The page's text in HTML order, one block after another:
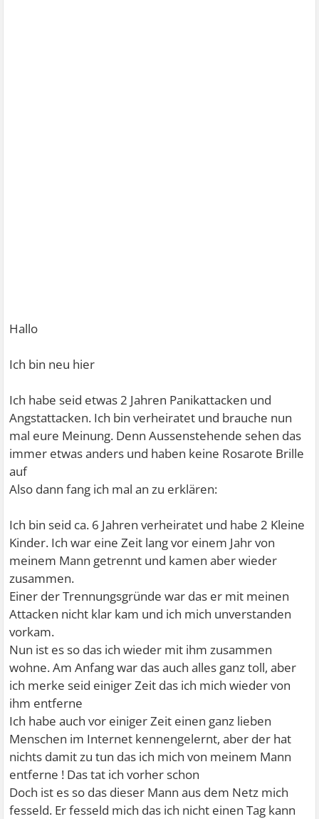
Hallo
Ich bin neu hier
Ich habe seid etwas 2 Jahren Panikattacken und
Angstattacken. Ich bin verheiratet und brauche nun
mal eure Meinung. Denn Aussenstehende sehen das
immer etwas anders und haben keine Rosarote Brille
auf
Also dann fang ich mal an zu erklären:
Ich bin seid ca. 6 Jahren verheiratet und habe 2 Kleine
Kinder. Ich war eine Zeit lang vor einem Jahr von
meinem Mann getrennt und kamen aber wieder
zusammen.
Einer der Trennungsgründe war das er mit meinen
Attacken nicht klar kam und ich mich unverstanden
vorkam.
Nun ist es so das ich wieder mit ihm zusammen
wohne. Am Anfang war das auch alles ganz toll, aber
ich merke seid einiger Zeit das ich mich wieder von
ihm entferne
Ich habe auch vor einiger Zeit einen ganz lieben
Menschen im Internet kennengelernt, aber der hat
nichts damit zu tun das ich mich von meinem Mann
entferne ! Das tat ich vorher schon
Doch ist es so das dieser Mann aus dem Netz mich
fesseld. Er fesseld mich das ich nicht einen Tag kann